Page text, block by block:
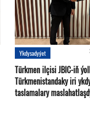
Ykdysadyýet
Türkmen ilçisi JBIC-iň
Türkmenistandaky iri
taslamalary